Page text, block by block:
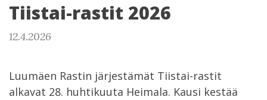
Tiistai-rastit 2026
12.4.2026
Luumäen Rastin järjestämät Tiistai-rastit
alkavat 28. huhtikuuta Heimala. Kausi kestää